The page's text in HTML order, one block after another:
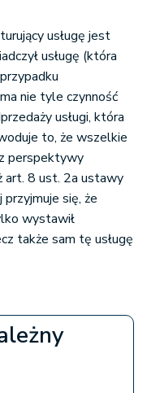
usługę jest
usługę (która
nie tyle czynność
usługi, która
to, że wszelkie
perspektywy
art. 8 ust. 2a ustawy
się, że
wystawił
także sam tę usługę